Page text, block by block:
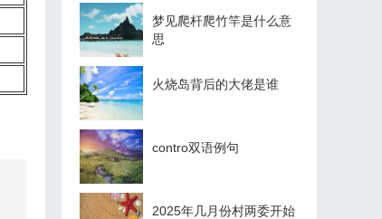
梦见爬杆爬竹竿是什么意
思
火烧岛背后的大佬是谁
contro双语例句
2025年几月份村两委开始